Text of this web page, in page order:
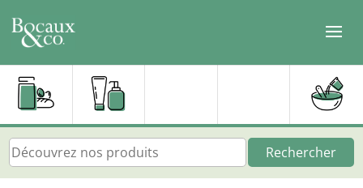
Rechercher